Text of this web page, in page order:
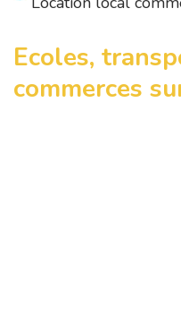
Ecoles,
commerces